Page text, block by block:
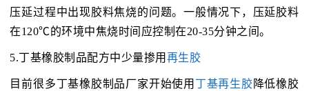
压延过程中出现胶料焦烧的问题。一般情况下，压延胶料
在120℃的环境中焦烧时间应控制在20-35分钟之间。
5.丁基橡胶制品配方中少量掺用 再生胶
目前很多丁基橡胶制品厂家开始使用 丁基再生胶 降低橡胶